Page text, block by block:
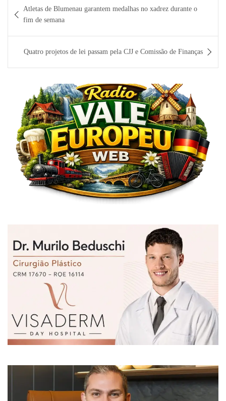
de
Post
Atletas de Blumenau garantem medalhas no xadrez durante o
fim de semana
Quatro projetos de lei passam pela CJJ e Comissão de Finanças